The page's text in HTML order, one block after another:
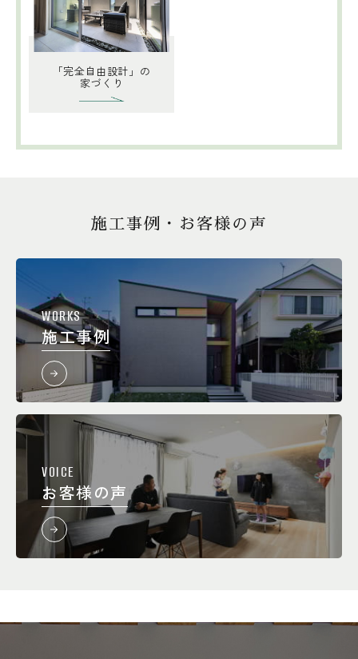
「完全自由設計」の
家づくり
施工事例・お客様の声
WORKS
施工事例
VOICE
お客様の声